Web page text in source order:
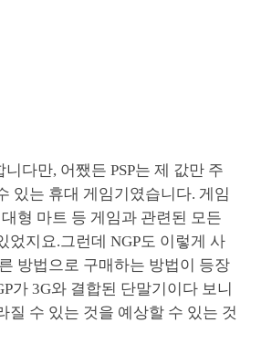
다만, 어쨌든 PSP는 제 값만 주
있는 휴대 게임기였습니다. 게임
형 마트 등 게임과 관련된 모든
었지요.그런데 NGP도 이렇게 사
방법으로 구매하는 방법이 등장
가 3G와 결합된 단말기이다 보니
질 수 있는 것을 예상할 수 있는 것